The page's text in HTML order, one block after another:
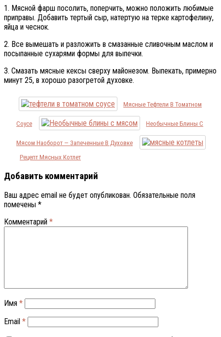
1. Мясной фарш посолить, поперчить, можно положить любимые
приправы. Добавить тертый сыр, натертую на терке картофелину,
яйца и чеснок.
2. Все вымешать и разложить в смазанные сливочным маслом и
посыпанные сухарями формы для выпечки.
3. Смазать мясные кексы сверху майонезом. Выпекать, примерно
минут 25, в хорошо разогретой духовке.
Мясные Тефтели В Томатном
Соусе Необычные Блины С
Мясом Наоборот — Запеченные В Духовке
Рецепт Мясных Котлет
Добавить комментарий
Ваш адрес email не будет опубликован. Обязательные поля
помечены *
Комментарий *
Имя *
Email *